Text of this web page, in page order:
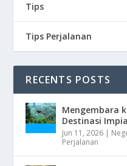
Tips
Tips Perjalanan
RECENTS POSTS
Mengembara
Destinasi
Jun 11, 2026
Perjalanan